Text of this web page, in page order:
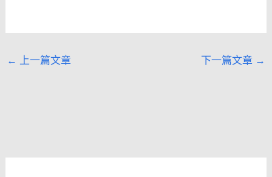
← 上一篇文章 下一篇文章 →